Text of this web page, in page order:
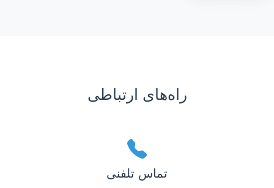
راه‌های ارتباطی
تماس تلفنی